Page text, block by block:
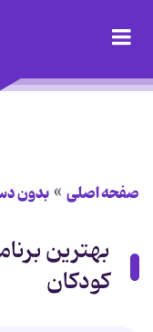
صفحه اصلی بدون
بهترین
کودکان